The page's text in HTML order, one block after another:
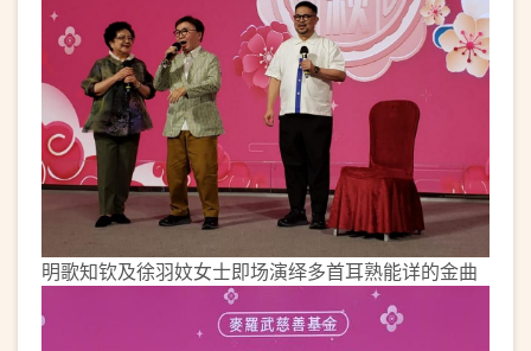
明歌知钦及徐羽妏女士即场演绎多首耳熟能详的金曲